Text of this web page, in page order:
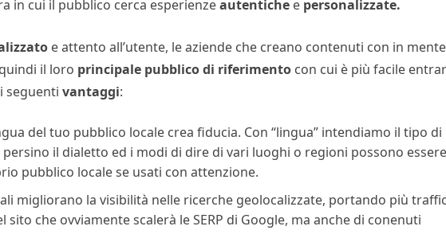
in cui il pubblico cerca esperienzeautentiche e personalizzate.
e attento all’utente, le aziende che creano contenuti con in
il loro principale pubblicodi riferimento con cui è più facile
seguenti vantaggi:
del tuo pubblico locale crea fiducia. Con “lingua” intendiamo il tipo di
il dialetto ed i modi di dire di vari luoghi o regioni possono
pubblico locale se usati con attenzione.
migliorano la visibilità nelle ricerche geolocalizzate, portando più
che ovviamente scalerà le SERP di Google, ma anche di conenuti